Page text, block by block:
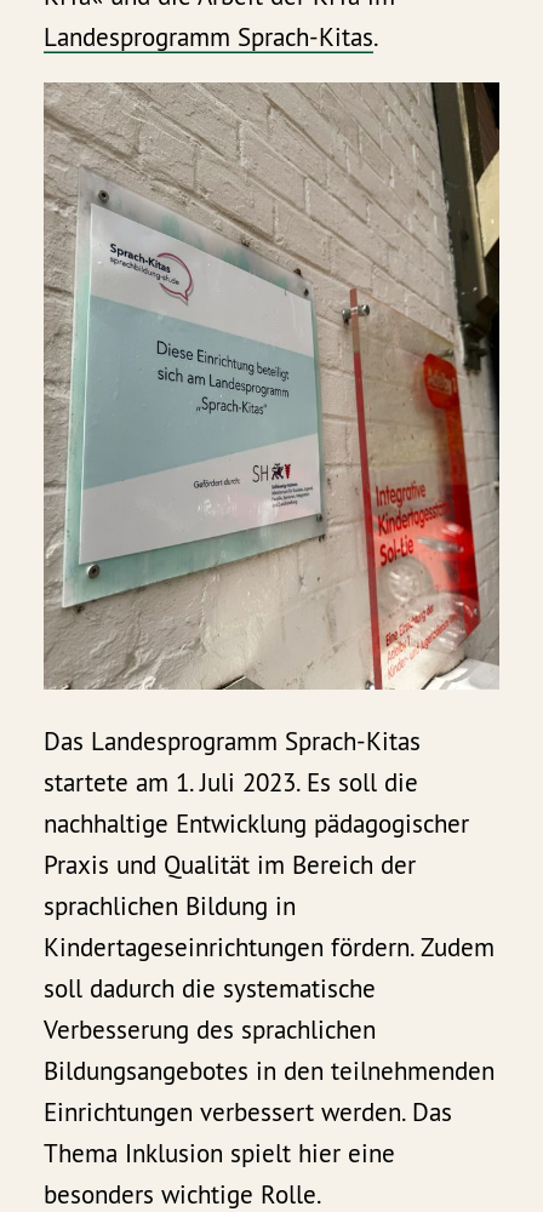
Landesprogramm Sprach-Kitas.
Das Landesprogramm Sprach-Kitas
startete am 1. Juli 2023. Es soll die
nachhaltige Entwicklung pädagogischer
Praxis und Qualität im Bereich der
sprachlichen Bildung in
Kindertageseinrichtungen fördern. Zudem
soll dadurch die systematische
Verbesserung des sprachlichen
Bildungsangebotes in den teilnehmenden
Einrichtungen verbessert werden. Das
Thema Inklusion spielt hier eine
besonders wichtige Rolle.